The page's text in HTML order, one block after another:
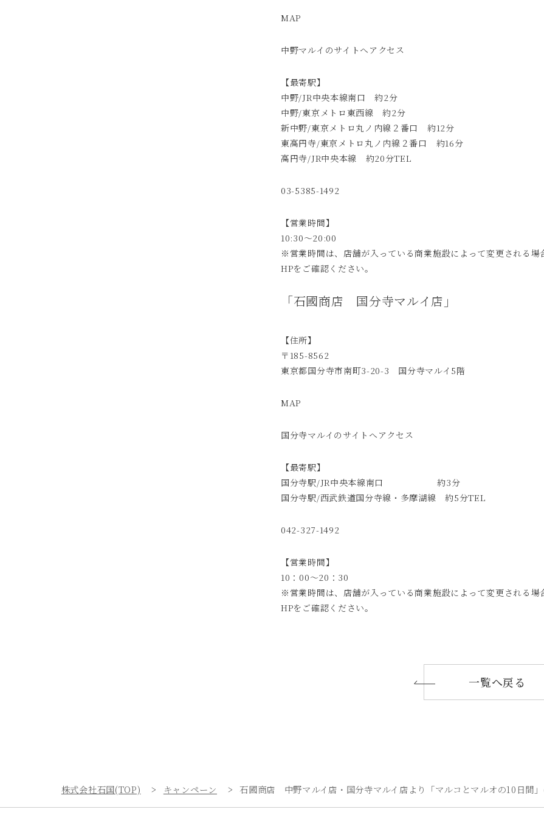
MAP
中野マルイのサイトへ アクセス
【最寄駅】
中野/JR中央本線南口 約2分
中野/東京メトロ東西線 約2分
新中野/東京メトロ丸ノ内線２番口 約12分
東高円寺/東京メトロ丸ノ内線２番口 約16分
高円寺/JR中央本線 約20分TEL
03-5385-1492
【営業時間】
10:30～20:00
※営業時間は、店舗が入っている商業施設によって変更される場
HPをご確認ください。
「石國商店 国分寺マルイ店」
【住所】
〒185-8562
東京都国分寺市南町3-20-3 国分寺マルイ5階
MAP
国分寺マルイのサイトへ アクセス
【最寄駅】
国分寺駅/JR中央本線南口 約3分
国分寺駅/西武鉄道国分寺線・多摩湖線 約5分TEL
042-327-1492
【営業時間】
10：00～20：30
※営業時間は、店舗が入っている商業施設によって変更される場
HPをご確認ください。
一覧へ戻る
株式会社石国(TOP) キャンペーン 石國商店 中野マルイ店・国分寺マルイ店より「マルコとマルオの10日間